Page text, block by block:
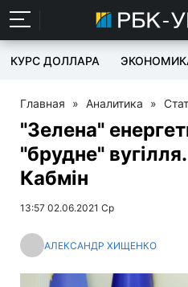
КУРС ДОЛЛАРА
Главная » Аналитика »
"Зелена"
"брудне"
Кабмін
13:57 02.06.2021 Ср
АЛЕКСАНДР ХИЩЕНКО